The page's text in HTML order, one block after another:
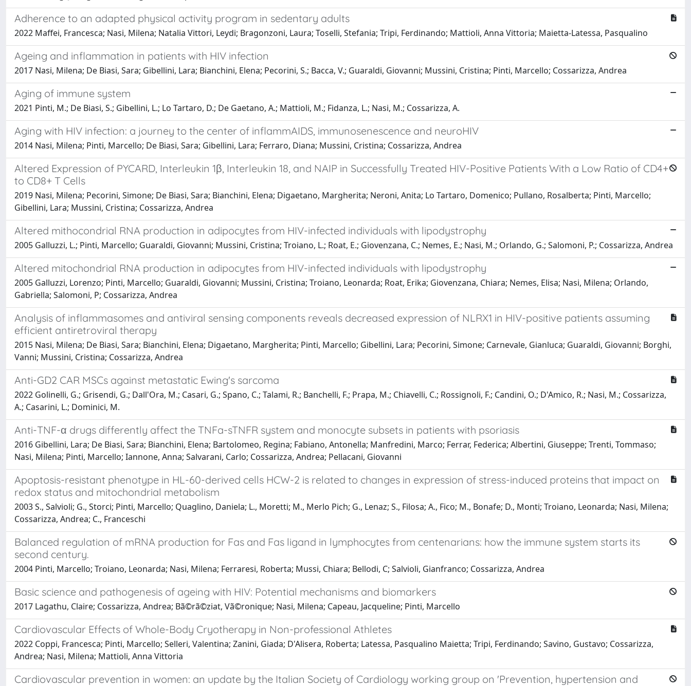
Adherence to an adapted physical activity program in sedentary adults
2022 Maffei, Francesca; Nasi, Milena; Natalia Vittori, Leydi; Bragonzoni, Laura; Toselli, Stefania; Tripi, Ferdinando; Mattioli, Anna Vittoria; Maietta-Latessa, Pasqualino
Ageing and inflammation in patients with HIV infection
2017 Nasi, Milena; De Biasi, Sara; Gibellini, Lara; Bianchini, Elena; Pecorini, S.; Bacca, V.; Guaraldi, Giovanni; Mussini, Cristina; Pinti, Marcello; Cossarizza, Andrea
Aging of immune system
2021 Pinti, M.; De Biasi, S.; Gibellini, L.; Lo Tartaro, D.; De Gaetano, A.; Mattioli, M.; Fidanza, L.; Nasi, M.; Cossarizza, A.
Aging with HIV infection: a journey to the center of inflammAIDS, immunosenescence and neuroHIV
2014 Nasi, Milena; Pinti, Marcello; De Biasi, Sara; Gibellini, Lara; Ferraro, Diana; Mussini, Cristina; Cossarizza, Andrea
Altered Expression of PYCARD, Interleukin 1β, Interleukin 18, and NAIP in Successfully Treated HIV-Positive Patients With a Low Ratio of CD4+
to CD8+ T Cells
2019 Nasi, Milena; Pecorini, Simone; De Biasi, Sara; Bianchini, Elena; Digaetano, Margherita; Neroni, Anita; Lo Tartaro, Domenico; Pullano, Rosalberta; Pinti, Marcello;
Gibellini, Lara; Mussini, Cristina; Cossarizza, Andrea
Altered mithocondrial RNA production in adipocytes from HIV-infected individuals with lipodystrophy
2005 Galluzzi, L.; Pinti, Marcello; Guaraldi, Giovanni; Mussini, Cristina; Troiano, L.; Roat, E.; Giovenzana, C.; Nemes, E.; Nasi, M.; Orlando, G.; Salomoni, P.; Cossarizza, Andrea
Altered mitochondrial RNA production in adipocytes from HIV-infected individuals with lipodystrophy
2005 Galluzzi, Lorenzo; Pinti, Marcello; Guaraldi, Giovanni; Mussini, Cristina; Troiano, Leonarda; Roat, Erika; Giovenzana, Chiara; Nemes, Elisa; Nasi, Milena; Orlando,
Gabriella; Salomoni, P; Cossarizza, Andrea
Analysis of inflammasomes and antiviral sensing components reveals decreased expression of NLRX1 in HIV-positive patients assuming
efficient antiretroviral therapy
2015 Nasi, Milena; De Biasi, Sara; Bianchini, Elena; Digaetano, Margherita; Pinti, Marcello; Gibellini, Lara; Pecorini, Simone; Carnevale, Gianluca; Guaraldi, Giovanni; Borghi,
Vanni; Mussini, Cristina; Cossarizza, Andrea
Anti-GD2 CAR MSCs against metastatic Ewing's sarcoma
2022 Golinelli, G.; Grisendi, G.; Dall'Ora, M.; Casari, G.; Spano, C.; Talami, R.; Banchelli, F.; Prapa, M.; Chiavelli, C.; Rossignoli, F.; Candini, O.; D'Amico, R.; Nasi, M.; Cossarizza,
A.; Casarini, L.; Dominici, M.
Anti-TNF-α drugs differently affect the TNFa-sTNFR system and monocyte subsets in patients with psoriasis
2016 Gibellini, Lara; De Biasi, Sara; Bianchini, Elena; Bartolomeo, Regina; Fabiano, Antonella; Manfredini, Marco; Ferrar, Federica; Albertini, Giuseppe; Trenti, Tommaso;
Nasi, Milena; Pinti, Marcello; Iannone, Anna; Salvarani, Carlo; Cossarizza, Andrea; Pellacani, Giovanni
Apoptosis-resistant phenotype in HL-60-derived cells HCW-2 is related to changes in expression of stress-induced proteins that impact on
redox status and mitochondrial metabolism
2003 S., Salvioli; G., Storci; Pinti, Marcello; Quaglino, Daniela; L., Moretti; M., Merlo Pich; G., Lenaz; S., Filosa; A., Fico; M., Bonafe; D., Monti; Troiano, Leonarda; Nasi, Milena;
Cossarizza, Andrea; C., Franceschi
Balanced regulation of mRNA production for Fas and Fas ligand in lymphocytes from centenarians: how the immune system starts its
second century.
2004 Pinti, Marcello; Troiano, Leonarda; Nasi, Milena; Ferraresi, Roberta; Mussi, Chiara; Bellodi, C; Salvioli, Gianfranco; Cossarizza, Andrea
Basic science and pathogenesis of ageing with HIV: Potential mechanisms and biomarkers
2017 Lagathu, Claire; Cossarizza, Andrea; Bã©rã©ziat, Vã©ronique; Nasi, Milena; Capeau, Jacqueline; Pinti, Marcello
Cardiovascular Effects of Whole-Body Cryotherapy in Non-professional Athletes
2022 Coppi, Francesca; Pinti, Marcello; Selleri, Valentina; Zanini, Giada; D'Alisera, Roberta; Latessa, Pasqualino Maietta; Tripi, Ferdinando; Savino, Gustavo; Cossarizza,
Andrea; Nasi, Milena; Mattioli, Anna Vittoria
Cardiovascular prevention in women: an update by the Italian Society of Cardiology working group on 'Prevention, hypertension and